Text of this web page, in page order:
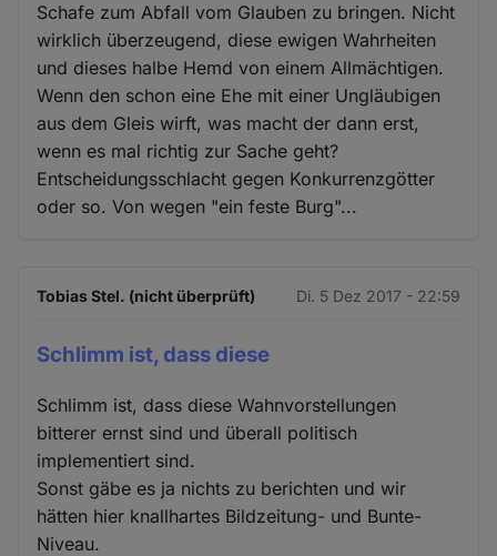
Schafe zum Abfall vom Glauben zu bringen. Nicht
wirklich überzeugend, diese ewigen Wahrheiten
und dieses halbe Hemd von einem Allmächtigen.
Wenn den schon eine Ehe mit einer Ungläubigen
aus dem Gleis wirft, was macht der dann erst,
wenn es mal richtig zur Sache geht?
Entscheidungsschlacht gegen Konkurrenzgötter
oder so. Von wegen "ein feste Burg"...
Tobias Stel. (nicht überprüft) Di. 5 Dez 2017 - 22:59
Schlimm ist, dass diese
Schlimm ist, dass diese Wahnvorstellungen
bitterer ernst sind und überall politisch
implementiert sind.
Sonst gäbe es ja nichts zu berichten und wir
hätten hier knallhartes Bildzeitung- und Bunte-
Niveau.